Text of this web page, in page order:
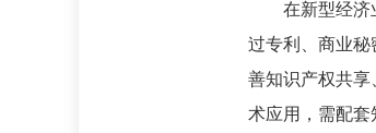
在新型经济
过专利、商业
善知识产权共享
术应用，需配套